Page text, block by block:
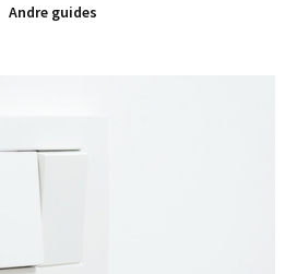
Andre guides